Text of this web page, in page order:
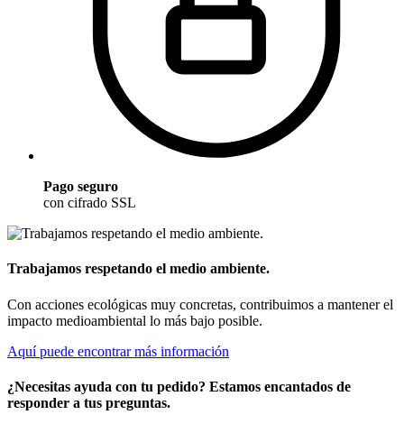
Pago seguro
con cifrado SSL
Trabajamos respetando el medio ambiente.
Con acciones ecológicas muy concretas, contribuimos a mantener el
impacto medioambiental lo más bajo posible.
Aquí puede encontrar más información
¿Necesitas ayuda con tu pedido? Estamos encantados de
responder a tus preguntas.